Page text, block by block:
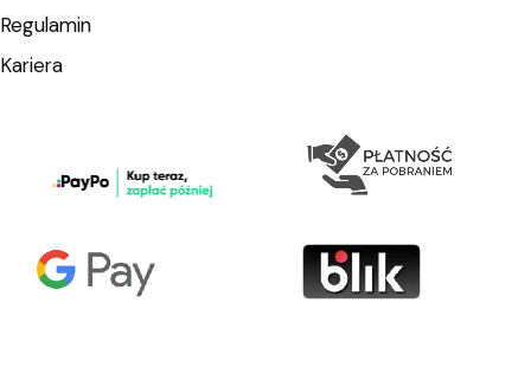
Regulamin
Kariera